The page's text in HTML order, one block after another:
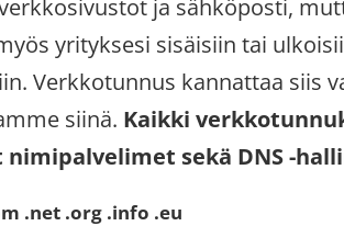
ja sähköposti,
yrityksesi sisäisiin tai
Verkkotunnus kannattaa siis
siinä. Kaikki
nimipalvelimet sekä DNS -
.net .org .info .eu